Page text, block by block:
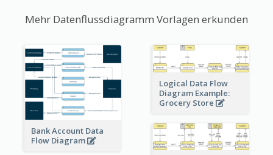
Mehr Datenflussdiagramm Vorlagen erkunden
Bank Account Data
Flow Diagram
Logical Data Flow
Diagram Example:
Grocery Store